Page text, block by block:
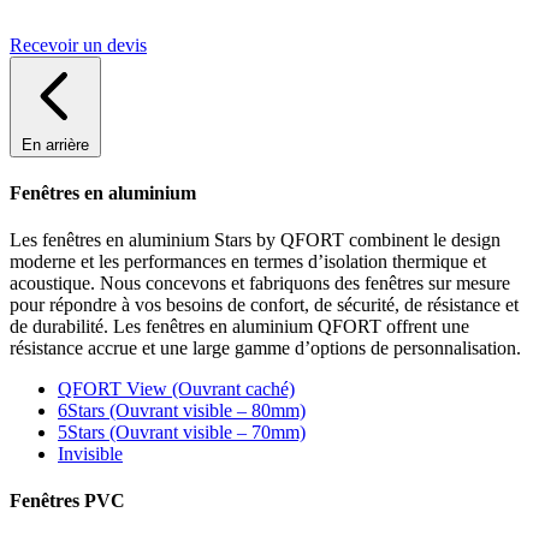
Recevoir un devis
En arrière
Fenêtres en aluminium
Les fenêtres en aluminium Stars by QFORT combinent le design
moderne et les performances en termes d’isolation thermique et
acoustique. Nous concevons et fabriquons des fenêtres sur mesure
pour répondre à vos besoins de confort, de sécurité, de résistance et
de durabilité. Les fenêtres en aluminium QFORT offrent une
résistance accrue et une large gamme d’options de personnalisation.
QFORT View (Ouvrant caché)
6Stars (Ouvrant visible – 80mm)
5Stars (Ouvrant visible – 70mm)
Invisible
Fenêtres PVC